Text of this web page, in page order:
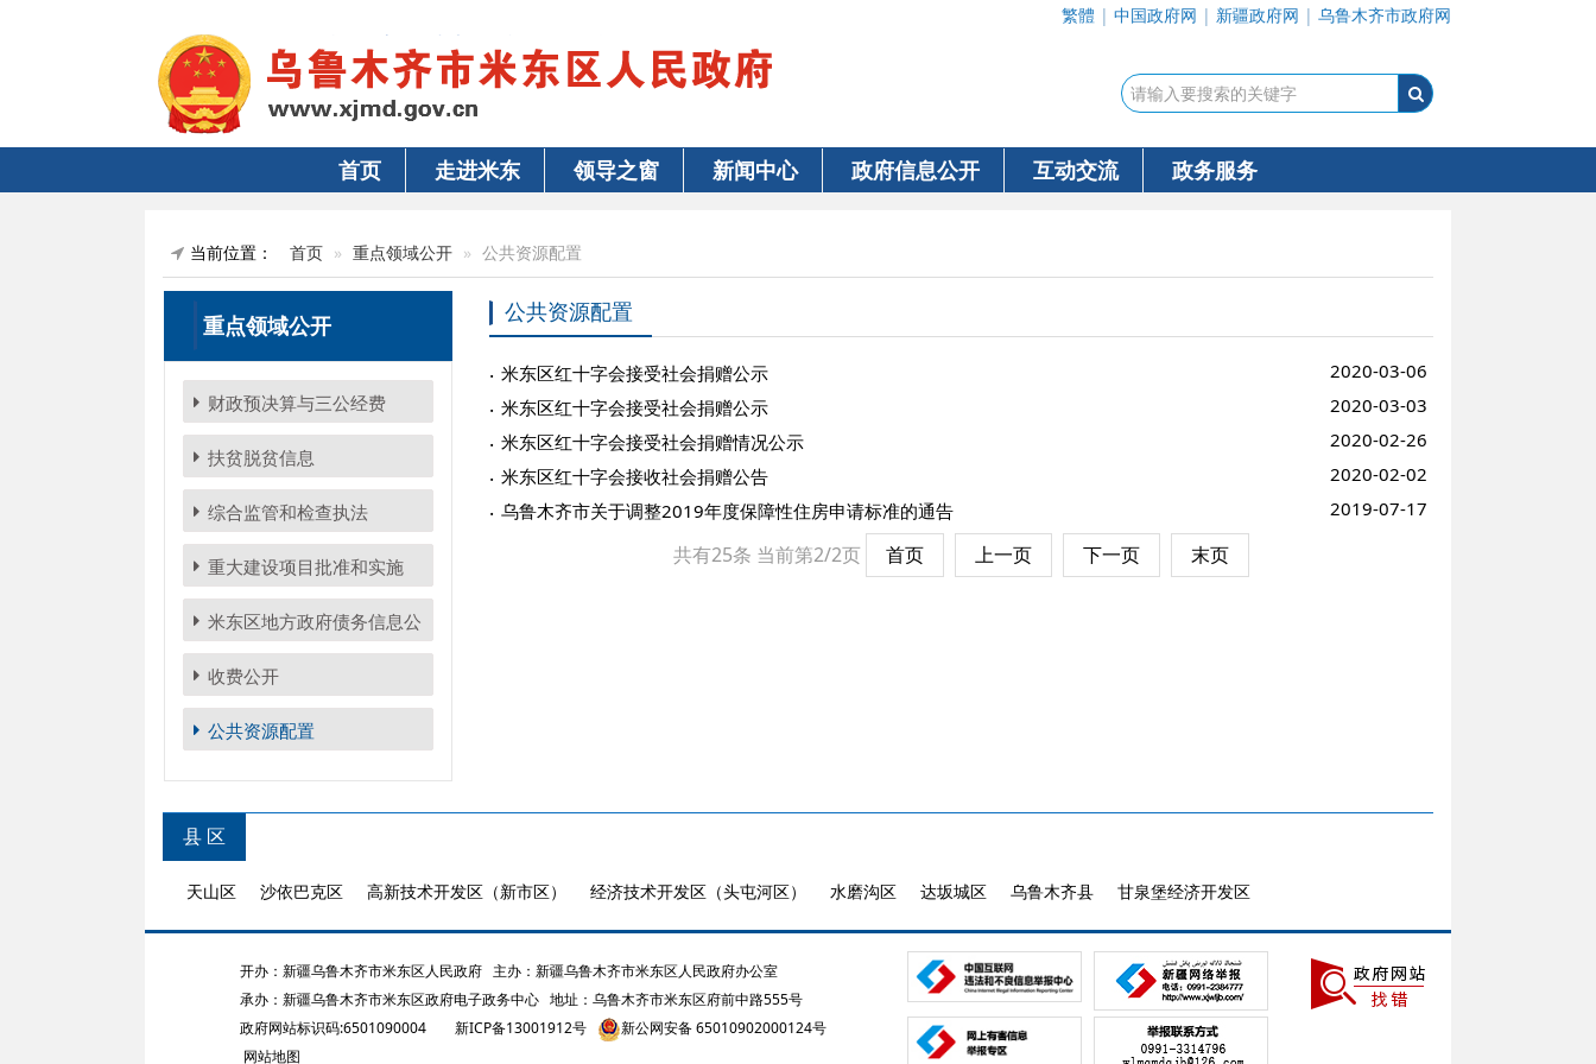
繁體 | 中国政府网 | 新疆政府网 | 乌鲁木齐市政府网
首页 走进米东 领导之窗 新闻中心 政府信息公开 互动交流 政务服务
当前位置： 首页 重点领域公开 公共资源配置
重点领域公开
财政预决算与三公经费
扶贫脱贫信息
综合监管和检查执法
重大建设项目批准和实施
米东区地方政府债务信息公
开专栏
收费公开
公共资源配置
公共资源配置
2020-03-06
米东区红十字会接受社会捐赠公示
2020-03-03
米东区红十字会接受社会捐赠公示
2020-02-26
米东区红十字会接受社会捐赠情况公示
2020-02-02
米东区红十字会接收社会捐赠公告
2019-07-17
乌鲁木齐市关于调整2019年度保障性住房申请标准的通告
共有25条 当前第2/2页 首页 上一页 下一页 末页
县 区
天山区 沙依巴克区 高新技术开发区（新市区） 经济技术开发区（头屯河区） 水磨沟区 达坂城区 乌鲁木齐县 甘泉堡经济开发区
开办：新疆乌鲁木齐市米东区人民政府 主办：新疆乌鲁木齐市米东区人民政府办公室
承办：新疆乌鲁木齐市米东区政府电子政务中心 地址：乌鲁木齐市米东区府前中路555号
政府网站标识码:6501090004
新ICP备13001912号
新公网安备 65010902000124号
网站地图